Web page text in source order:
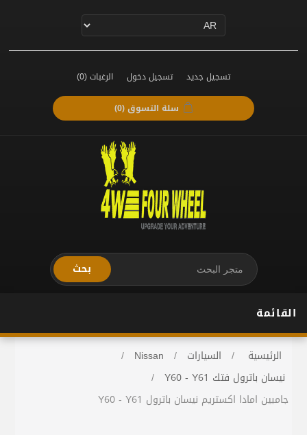
تسجيل جديد تسجيل دخول الرغبات(0)
سلة التسوق(0)
بحث
القائمة
الرئيسية / السيارات /
Nissan
/
نيسان باترول فتك Y60 - Y61
/
جامبين امادا اكستريم نيسان باترول Y60 - Y61